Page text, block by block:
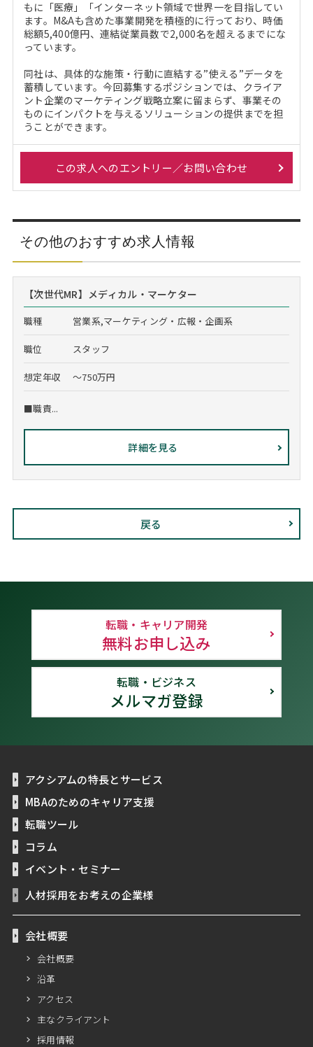
もに「医療」「インターネット領域で世界一を目指してい
ます。M&Aも含めた事業開発を積極的に行っており、時価
総額5,400億円、連結従業員数で2,000名を超えるまでにな
っています。
同社は、具体的な施策・行動に直結する”使える”データを
蓄積しています。今回募集するポジションでは、クライア
ント企業のマーケティング戦略立案に留まらず、事業その
ものにインパクトを与えるソリューションの提供までを担
うことができます。
この求人へのエントリー／お問い合わせ
その他のおすすめ求人情報
【次世代MR】メディカル・マーケター
職種 営業系,マーケティング・広報・企画系
職位 スタッフ
想定年収 ～750万円
■職責...
詳細を見る
戻る
転職・キャリア開発
無料お申し込み
転職・ビジネス
メルマガ登録
アクシアムの特長とサービス
MBAのためのキャリア支援
転職ツール
コラム
イベント・セミナー
人材採用をお考えの企業様
会社概要
会社概要
沿革
アクセス
主なクライアント
採用情報